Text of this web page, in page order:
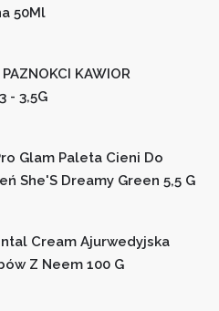
50Ml
KAWIOR
- 3,5G
Glam Paleta Cieni Do
She'S Dreamy Green 5,5 G
Cream Ajurwedyjska
Z Neem 100 G